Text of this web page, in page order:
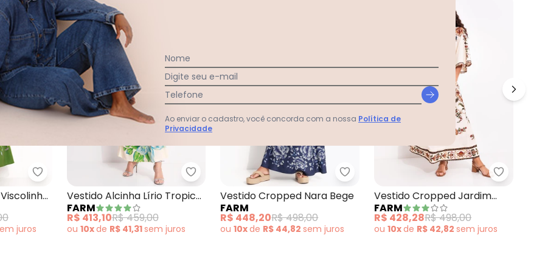
Raiana Bege
Farm - Vestido Longo em Viscolinho Bege
juros
-10%
Farm - Vestido Alcinha Lírio Tropical Bege
Vestido Alcinha Lírio Tropical
Bege
FARM
R$ 413,10R$ 459,00
ou 10xde R$ 41,31sem juros
Farm - Vestido Cropped Nara Bege
Vestido Cropped Nara Bege
FARM
R$ 448,20R$ 498,00
ou10xde R$ 44,82semjuros
Farm -
Vestido Cropped Jardim
Majestoso Bege
FARM
R$ 428,28R$ 498,00
ou10xde R$ 42,82semjuros
Nome
Digite seu e-mail
Telefone
Ao enviar o cadastro, você concorda com a nossa Política de
Privacidade